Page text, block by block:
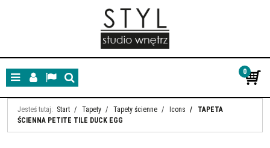
MenuPanelLangSzukaj
0
Jesteś tutaj: Start / Tapety / Tapety ścienne / Icons /
TAPETA
ŚCIENNA PETITE TILE DUCK EGG